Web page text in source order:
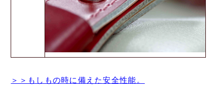
＞＞もしもの時に備えた安全性能。